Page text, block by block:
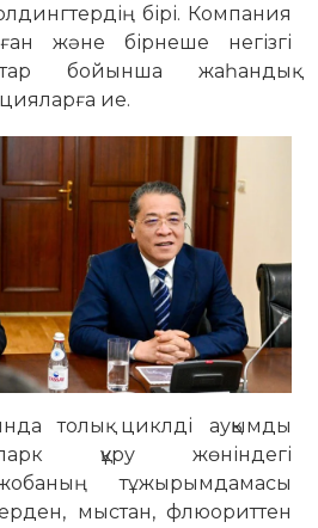
бірі. Компания
және бірнеше негізгі
бойынша жаһандық
ие.
толық циклді ауқымды
құру жөніндегі
тұжырымдамасы
мыстан, флюориттен